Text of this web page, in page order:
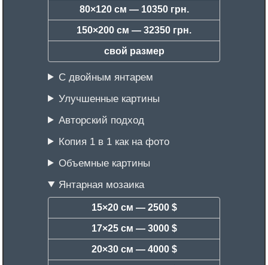
80×120 см — 10350 грн.
150×200 см — 32350 грн.
свой размер
С двойным янтарем
Улучшенные картины
Авторский подход
Копия 1 в 1 как на фото
Объемные картины
Янтарная мозаика
15×20 см — 2500 $
17×25 см — 3000 $
20×30 см — 4000 $